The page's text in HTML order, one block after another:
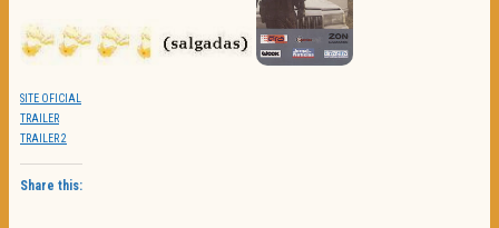
SITE OFICIAL
TRAILER
TRAILER 2
Share this: